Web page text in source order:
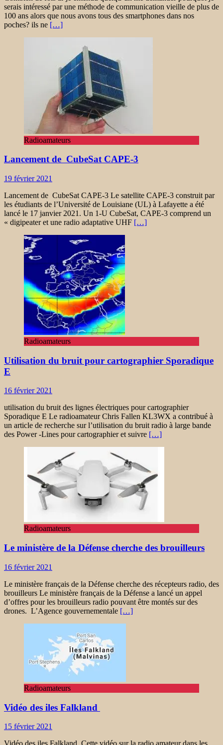
serais intéressé par une méthode de communication vieille de plus de
100 ans alors que nous avons tous des smartphones dans nos
poches? ils ne […]
Radioamateurs
Lancement de CubeSat CAPE-3
19 février 2021
Lancement de CubeSat CAPE-3 Le satellite CAPE-3 construit par
les étudiants de l’Université de Louisiane (UL) à Lafayette a été
lancé le 17 janvier 2021. Un 1-U CubeSat, CAPE-3 comprend un
« digipeater et une radio adaptative UHF […]
Radioamateurs
Utilisation du bruit pour cartographier Sporadique
E
16 février 2021
utilisation du bruit des lignes électriques pour cartographier
Sporadique E Le radioamateur Chris Fallen KL3WX a contribué à
un article de recherche sur l’utilisation du bruit radio à large bande
des Power ‐Lines pour cartographier et suivre […]
Radioamateurs
Le ministère de la Défense cherche des brouilleurs
16 février 2021
Le ministère français de la Défense cherche des récepteurs radio, des
brouilleurs Le ministère français de la Défense a lancé un appel
d’offres pour les brouilleurs radio pouvant être montés sur des
drones. L’Agence gouvernementale […]
Radioamateurs
Vidéo des iles Falkland
15 février 2021